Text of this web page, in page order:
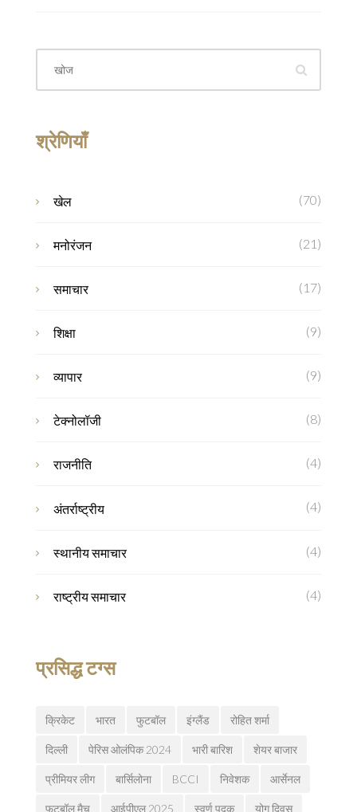
श्रेणियाँ
खेल (70)
मनोरंजन (21)
समाचार (17)
शिक्षा (9)
व्यापार (9)
टेक्नोलॉजी (8)
राजनीति (4)
अंतर्राष्ट्रीय (4)
स्थानीय समाचार (4)
राष्ट्रीय समाचार (4)
प्रसिद्ध टग्स
क्रिकेट भारत फुटबॉल इंग्लैंड रोहित शर्मा
दिल्ली पेरिस ओलंपिक 2024 भारी बारिश शेयर बाजार
प्रीमियर लीग बार्सिलोना BCCI निवेशक आर्सेनल
फुटबॉल मैच आईपीएल 2025 स्वर्ण पदक योग दिवस